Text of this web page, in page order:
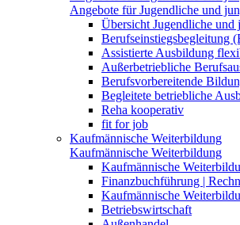
Angebote für Jugendliche und
Übersicht Jugendliche und
Berufseinstiegsbegleitung
Assistierte Ausbildung
Außerbetriebliche
Berufsvorbereitende
Begleitete betriebliche
Reha kooperativ
fit for job
Kaufmännische Weiterbildung
Kaufmännische Weiterbildung
Kaufmännische
Finanzbuchführung |
Kaufmännische
Betriebswirtschaft